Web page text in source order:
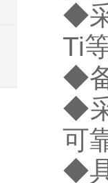
◆
Ti
◆
◆
可
◆